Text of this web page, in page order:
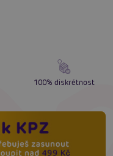
100% diskrétnost